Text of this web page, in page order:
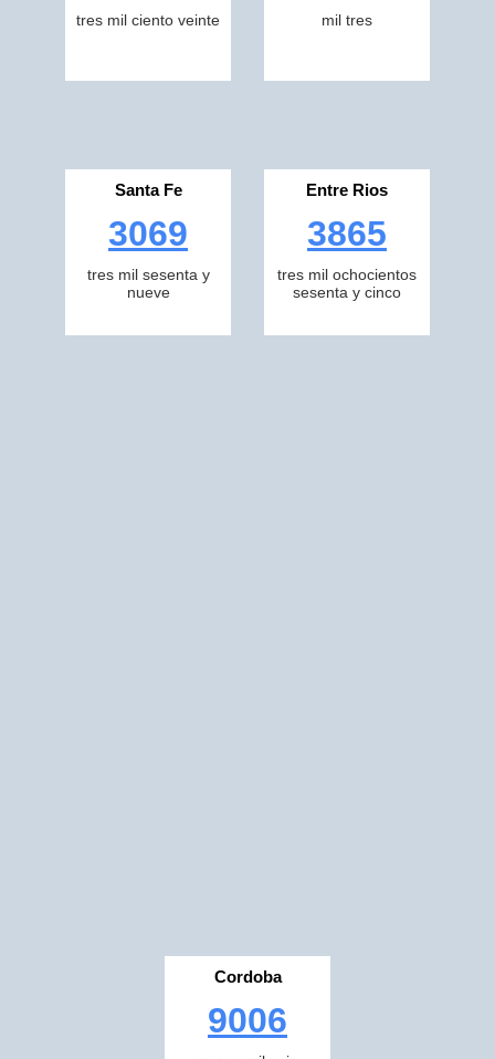
tres mil ciento veinte mil tres
Santa Fe
3069
tres mil sesenta y
nueve
Entre Rios
3865
tres mil ochocientos
sesenta y cinco
Cordoba
9006